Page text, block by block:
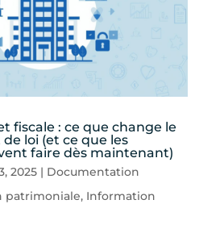
fiscale : ce que change le
loi (et ce que les
faire dès maintenant)
2025| Documentation
patrimoniale, Information